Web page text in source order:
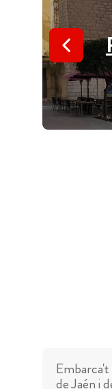
de Jaén i